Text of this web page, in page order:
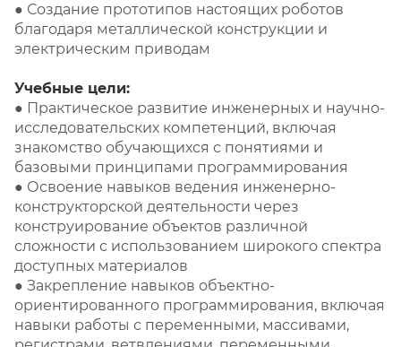
● Создание прототипов настоящих роботов
благодаря металлической конструкции и
электрическим приводам
Учебные цели:
● Практическое развитие инженерных и научно-
исследовательских компетенций, включая
знакомство обучающихся с понятиями и
базовыми принципами программирования
● Освоение навыков ведения инженерно-
конструкторской деятельности через
конструирование объектов различной
сложности с использованием широкого спектра
доступных материалов
● Закрепление навыков объектно-
ориентированного программирования, включая
навыки работы с переменными, массивами,